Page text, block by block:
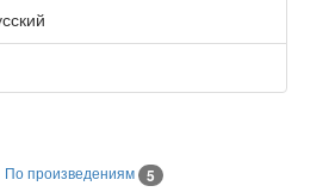
По произведениям 5